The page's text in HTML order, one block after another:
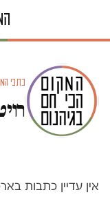
כתבי
אין עדיין כתבות